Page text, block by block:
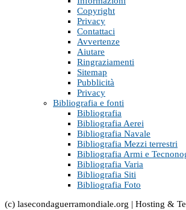
Copyright
Privacy
Contattaci
Avvertenze
Aiutare
Ringraziamenti
Sitemap
Pubblicità
Privacy
Bibliografia e fonti
Bibliografia
Bibliografia Aerei
Bibliografia Navale
Bibliografia Mezzi terrestri
Bibliografia Armi e
Bibliografia Varia
Bibliografia Siti
Bibliografia Foto
(c) lasecondaguerramondiale.org | Hosting &